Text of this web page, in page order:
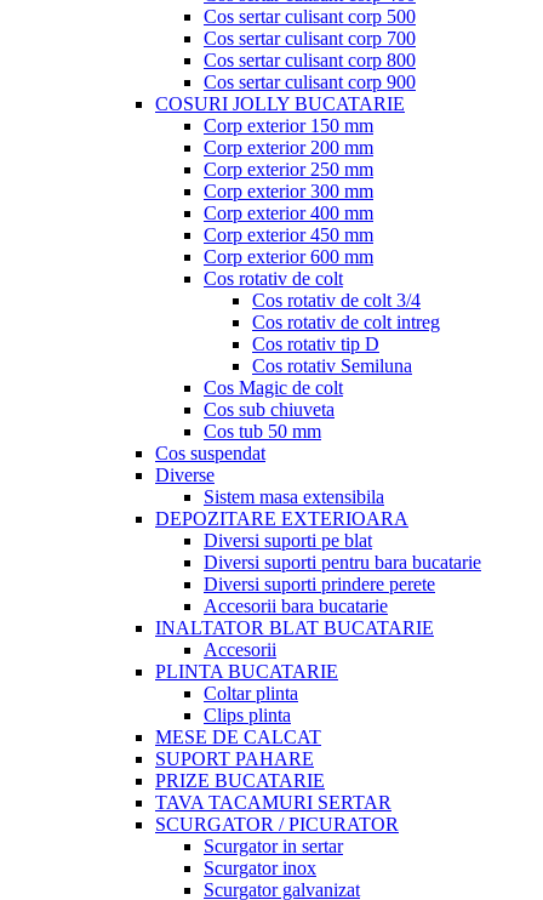
Cos sertar culisant corp 500
Cos sertar culisant corp 700
Cos sertar culisant corp 800
Cos sertar culisant corp 900
COSURI JOLLY BUCATARIE
Corp exterior 150 mm
Corp exterior 200 mm
Corp exterior 250 mm
Corp exterior 300 mm
Corp exterior 400 mm
Corp exterior 450 mm
Corp exterior 600 mm
Cos rotativ de colt
Cos rotativ de colt 3/4
Cos rotativ de colt intreg
Cos rotativ tip D
Cos rotativ Semiluna
Cos Magic de colt
Cos sub chiuveta
Cos tub 50 mm
Cos suspendat
Diverse
Sistem masa extensibila
DEPOZITARE EXTERIOARA
Diversi suporti pe blat
Diversi suporti pentru bara bucatarie
Diversi suporti prindere perete
Accesorii bara bucatarie
INALTATOR BLAT BUCATARIE
Accesorii
PLINTA BUCATARIE
Coltar plinta
Clips plinta
MESE DE CALCAT
SUPORT PAHARE
PRIZE BUCATARIE
TAVA TACAMURI SERTAR
SCURGATOR / PICURATOR
Scurgator in sertar
Scurgator inox
Scurgator galvanizat